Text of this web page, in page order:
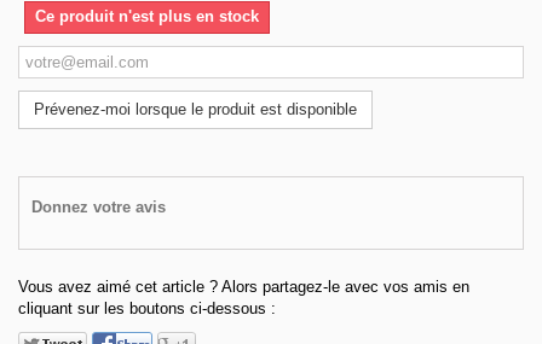
Ce produit n'est plus en stock
Prévenez-moi lorsque le produit est disponible
Donnez votre avis
Vous avez aimé cet article ? Alors partagez-le avec vos amis en
cliquant sur les boutons ci-dessous :